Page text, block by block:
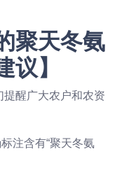
聚天冬氨
】
提醒广大农户和农资
注含有“聚天冬氨